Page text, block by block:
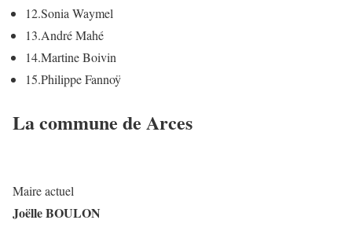
12.Sonia Waymel
13.André Mahé
14.Martine Boivin
15.Philippe Fannoÿ
La commune de Arces
Maire actuel
Joëlle BOULON